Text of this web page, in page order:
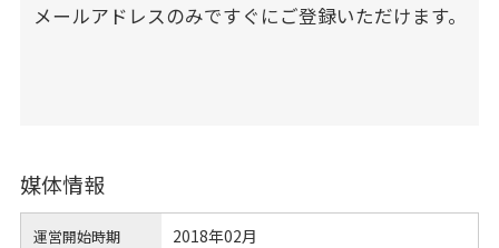
メールアドレスのみですぐにご登録いただけます。
媒体情報
運営開始時期 2018年02月